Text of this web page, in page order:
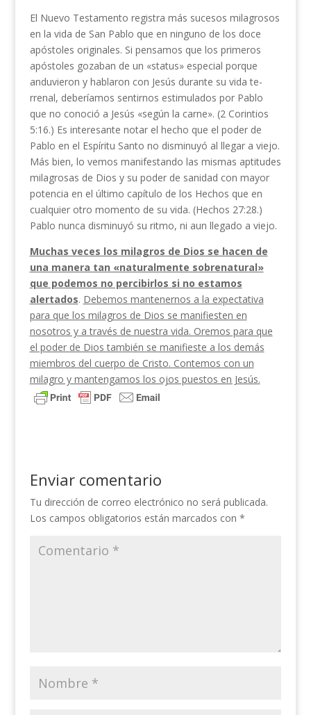
El Nuevo Testamento registra más sucesos milagro­sos
en la vida de San Pablo que en ninguno de los doce
apóstoles originales. Si pensamos que los prime­ros
apóstoles gozaban de un «status» especial porque
anduvieron y hablaron con Jesús durante su vida te­
rrenal, deberíamos sentirnos estimulados por Pablo
que no conoció a Jesús «según la carne». (2 Corintios
5:16.) Es interesante notar el hecho que el poder de
Pablo en el Espíritu Santo no disminuyó al llegar a viejo.
Más bien, lo vemos manifestando las mismas aptitudes
milagrosas de Dios y su poder de sanidad con mayor
potencia en el último capítulo de los He­chos que en
cualquier otro momento de su vida. (He­chos 27:28.)
Pablo nunca disminuyó su ritmo, ni aun llegado a viejo.
Muchas veces los milagros de Dios se hacen de
una manera tan «naturalmente sobrenatural»
que pode­mos no percibirlos si no estamos
alertados. Debemos mantenernos a la expectativa
para que los milagros de Dios se manifiesten en
nosotros y a través de nuestra vida. Oremos para que
el poder de Dios también se manifieste a los demás
miembros del cuer­po de Cristo. Contemos con un
milagro y mantenga­mos los ojos puestos en Jesús.
Enviar comentario
Tu dirección de correo electrónico no será publicada.
Los campos obligatorios están marcados con *